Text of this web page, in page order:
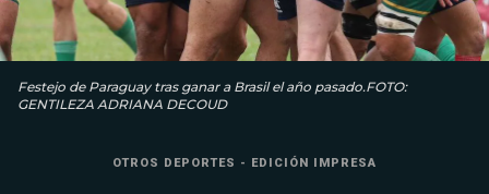
Festejo de Paraguay tras ganar a Brasil el año pasado.FOTO:
GENTILEZA ADRIANA DECOUD
OTROS DEPORTES - EDICIÓN IMPRESA